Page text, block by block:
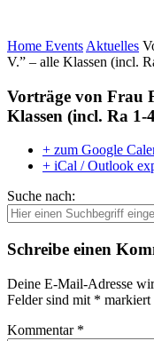
Home Events Aktuelles
V.” – alle Klassen (incl.
Vorträge von Frau
Klassen (incl. Ra 1-
+ zum Google
+ iCal / Outlook
Suche nach:
Schreibe einen
Deine E-Mail-Adresse
Felder sind mit * markiert
Kommentar *